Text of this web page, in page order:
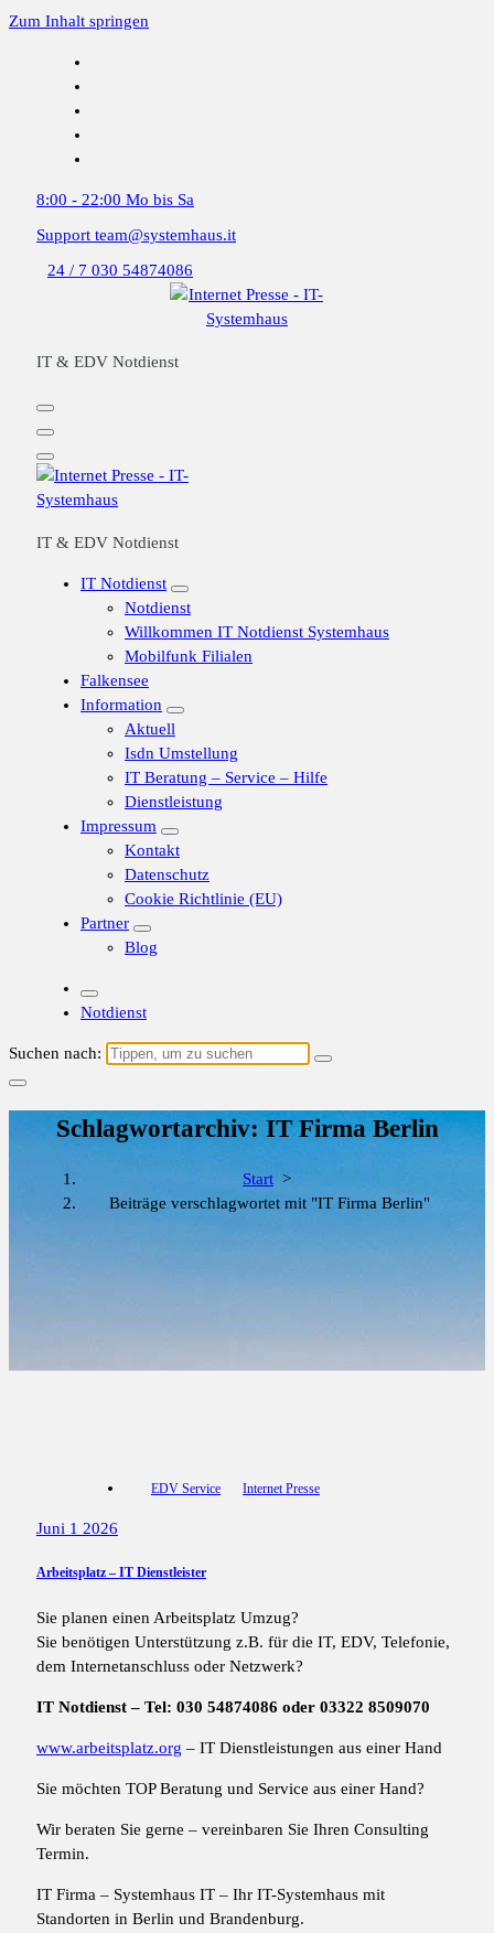
Zum Inhalt springen
8:00 - 22:00 Mo bis Sa
Support team@systemhaus.it
24 / 7 030 54874086
IT & EDV Notdienst
IT & EDV Notdienst
IT Notdienst
Notdienst
Willkommen IT Notdienst Systemhaus
Mobilfunk Filialen
Falkensee
Information
Aktuell
Isdn Umstellung
IT Beratung – Service – Hilfe
Dienstleistung
Impressum
Kontakt
Datenschutz
Cookie Richtlinie (EU)
Partner
Blog
Notdienst
Suchen nach:
Schlagwortarchiv: IT Firma Berlin
Start >
Beiträge verschlagwortet mit "IT Firma Berlin"
EDV Service Internet Presse
Juni 1 2026
Arbeitsplatz – IT Dienstleister
Sie planen einen Arbeitsplatz Umzug?
Sie benötigen Unterstützung z.B. für die IT, EDV, Telefonie,
dem Internetanschluss oder Netzwerk?
IT Notdienst – Tel: 030 54874086 oder 03322 8509070
www.arbeitsplatz.org – IT Dienstleistungen aus einer Hand
Sie möchten TOP Beratung und Service aus einer Hand?
Wir beraten Sie gerne – vereinbaren Sie Ihren Consulting
Termin.
IT Firma – Systemhaus IT – Ihr IT-Systemhaus mit
Standorten in Berlin und Brandenburg.